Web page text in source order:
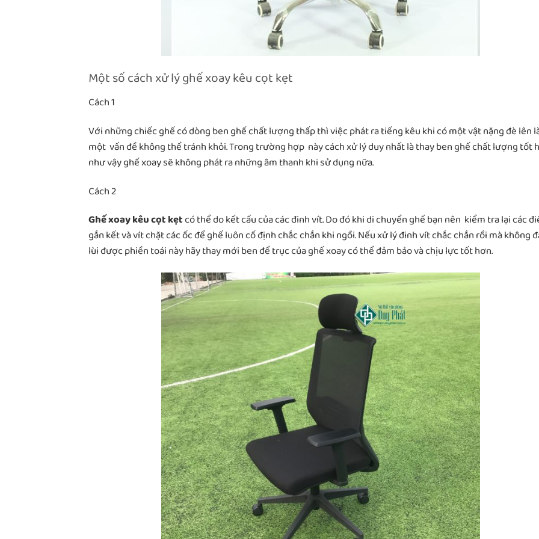
Một số cách xử lý ghế xoay kêu cọt kẹt
Cách 1
Với những chiếc ghế có dòng ben ghế chất lượng thấp thì việc phát ra tiếng kêu khi có một vật nặng đè lên
một vấn đề không thể tránh khỏi. Trong trường hợp này cách xử lý duy nhất là thay ben ghế chất lượng tốt
như vậy ghế xoay sẽ không phát ra những âm thanh khi sử dụng nữa.
Cách 2
Ghế xoay kêu cọt kẹtcó thể do kết cấu của các đinh vít. Do đó khi di chuyển ghế bạn nên kiểm tra lại các
gắn kết và vít chặt các ốc để ghế luôn cố định chắc chắn khi ngồi. Nếu xử lý đinh vít chắc chắn rồi mà không
lùi được phiền toái này hãy thay mới ben để trục của ghế xoay có thể đảm bảo và chịu lực tốt hơn.